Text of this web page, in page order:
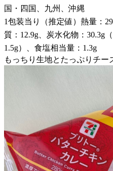
国・四国、九州、沖縄
1包装当り（推定値）熱量：
質：12.9g、炭水化物：30.3g
1.5g）、食塩相当量：1.3g
もっちり生地とたっぷりチ